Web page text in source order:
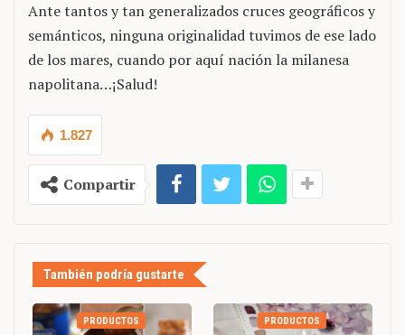
Ante tantos y tan generalizados cruces geográficos y
semánticos, ninguna originalidad tuvimos de ese lado
de los mares, cuando por aquí nación la milanesa
napolitana…¡Salud!
1.827
Compartir
También podría gustarte
PRODUCTOS PRODUCTOS